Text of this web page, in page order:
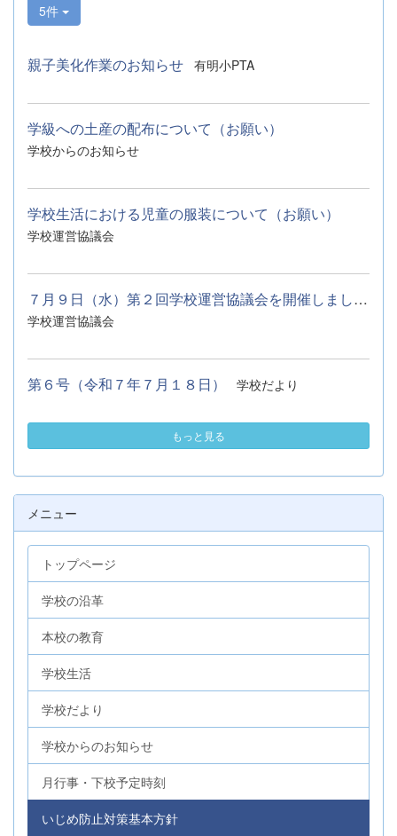
5件
親子美化作業のお知らせ 有明小PTA
学級への土産の配布について（お願い）
学校からのお知らせ
学校生活における児童の服装について（お願い）
学校運営協議会
７月９日（水）第２回学校運営協議会を開催しました。
学校運営協議会
第６号（令和７年７月１８日） 学校だより
もっと見る
メニュー
トップページ
学校の沿革
本校の教育
学校生活
学校だより
学校からのお知らせ
月行事・下校予定時刻
いじめ防止対策基本方針